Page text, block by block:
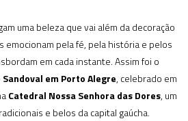
uma beleza que vai além da decoração
emocionam pela fé, pela história e pelos
em cada instante. Assim foi o
em Porto Alegre, celebrado em
Catedral Nossa Senhora das Dores, um
e belos da capital gaúcha.